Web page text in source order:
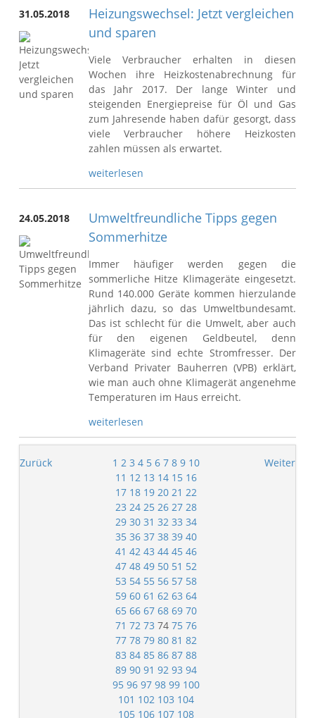
31.05.2018
Heizungswechsel: Jetzt vergleichen
und sparen
Viele Verbraucher erhalten in diesen
Wochen ihre Heizkostenabrechnung für
das Jahr 2017. Der lange Winter und
steigenden Energiepreise für Öl und Gas
zum Jahresende haben dafür gesorgt, dass
viele Verbraucher höhere Heizkosten
zahlen müssen als erwartet.
weiterlesen
24.05.2018
Umweltfreundliche Tipps gegen
Sommerhitze
Immer häufiger werden gegen die
sommerliche Hitze Klimageräte eingesetzt.
Rund 140.000 Geräte kommen hierzulande
jährlich dazu, so das Umweltbundesamt.
Das ist schlecht für die Umwelt, aber auch
für den eigenen Geldbeutel, denn
Klimageräte sind echte Stromfresser. Der
Verband Privater Bauherren (VPB) erklärt,
wie man auch ohne Klimagerät angenehme
Temperaturen im Haus erreicht.
weiterlesen
Zurück 1 2 3 4 5 6 7 8 9 10
11 12 13 14 15 16
17 18 19 20 21 22
23 24 25 26 27 28
29 30 31 32 33 34
35 36 37 38 39 40
41 42 43 44 45 46
47 48 49 50 51 52
53 54 55 56 57 58
59 60 61 62 63 64
65 66 67 68 69 70
71 72 73 7475 76
77 78 79 80 81 82
83 84 85 86 87 88
89 90 91 92 93 94
95 96 97 98 99 100
101 102 103 104
105 106 107 108
Weiter